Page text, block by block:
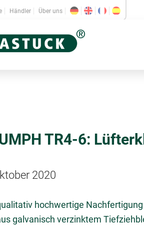
Händler Über uns
TR4-6:
2020
hochwertige Nachfertigung
galvanisch verzinktem